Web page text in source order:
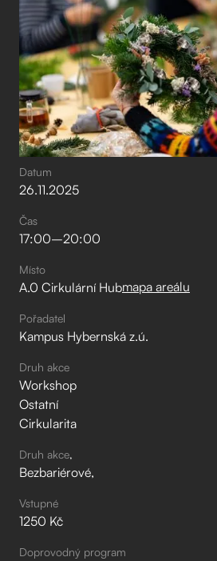
Datum
26.11.2025
Čas
17:00–⁠20:00
Místo
A.0 Cirkulární Hubmapa areálu
Pořadatel
Kampus Hybernská z.ú.
Druh akce
Workshop
Ostatní
Cirkularita
Druh akce
Bezbariérové
Vstupné
1250 Kč
Doprovodný program